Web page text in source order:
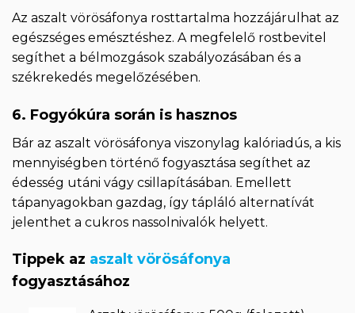
Az aszalt vörösáfonya rosttartalma hozzájárulhat az
egészséges emésztéshez. A megfelelő rostbevitel
segíthet a bélmozgások szabályozásában és a
székrekedés megelőzésében.
6. Fogyókúra során is hasznos
Bár az aszalt vörösáfonya viszonylag kalóriadús, a kis
mennyiségben történő fogyasztása segíthet az
édesség utáni vágy csillapításában. Emellett
tápanyagokban gazdag, így tápláló alternatívát
jelenthet a cukros nassolnivalók helyett.
Tippek az aszalt vörösáfonya
fogyasztásához